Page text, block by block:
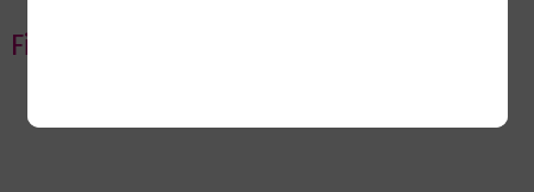
Filtrar por editorial